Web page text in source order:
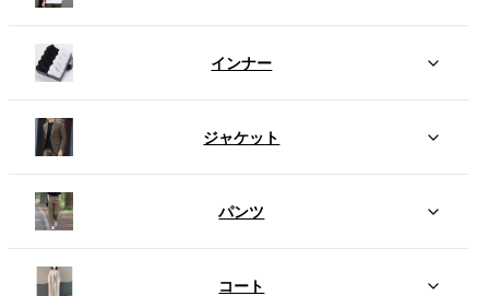
インナー
ジャケット
パンツ
コート